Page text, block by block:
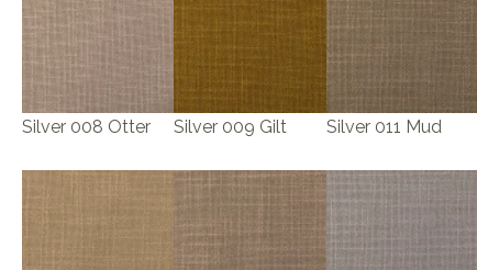
Silver 008 Otter Silver 009 Gilt Silver 011 Mud